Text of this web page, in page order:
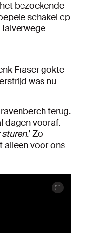
bezoekende
schakel op
Fraser gokte
was nu
terug.
dagen vooraf.
sturen.’ Zo
alleen voor ons